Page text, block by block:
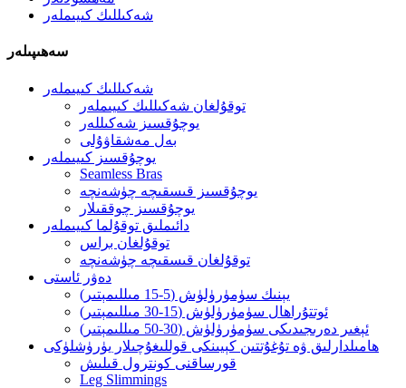
شەكىللىك كىيىملەر
سەھىپىلەر
شەكىللىك كىيىملەر
توقۇلغان شەكىللىك كىيىملەر
يوچۇقسىز شەكىللەر
بەل مەشقاۋۇلى
يوچۇقسىز كىيىملەر
Seamless Bras
يوچۇقسىز قىسقىچە چۈشەنچە
يوچۇقسىز چوققىلار
دائىملىق توقۇلما كىيىملەر
توقۇلغان براس
توقۇلغان قىسقىچە چۈشەنچە
دەۋر ئاستى
يېنىك سۈمۈرۈلۈش (5-15 مىللىمېتىر)
ئوتتۇراھال سۈمۈرۈلۈش (15-30 مىللىمېتىر)
ئېغىر دەرىجىدىكى سۈمۈرۈلۈش (30-50 مىللىمېتىر)
ھامىلدارلىق ۋە تۇغۇتتىن كېيىنكى قوللىغۇچىلار يۈرۈشلۈكى
قورساقنى كونترول قىلىش
Leg Slimmings